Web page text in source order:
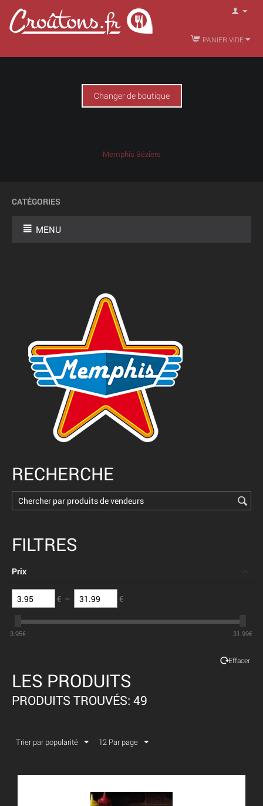
PANIER VIDE
Changer de boutique
Memphis Béziers
CATÉGORIES
MENU
RECHERCHE
FILTRES
Prix
€ – €
3.95€ 31.99€
Effacer
LES PRODUITS
PRODUITS TROUVÉS: 49
Trier par popularité 12 Par page